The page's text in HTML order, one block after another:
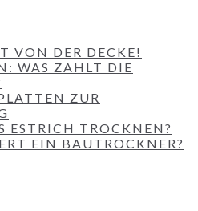
VON DER DECKE!
WAS ZAHLT DIE
ZUR
ESTRICH TROCKNEN?
EIN BAUTROCKNER?